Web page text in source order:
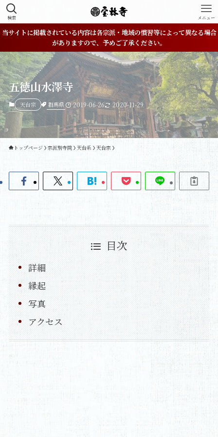
検索 メニュー
当サイトに掲載されている内容は各宗派・地域の慣習等によって異なる場合
がありますので、予めご了承ください。
五徳山水澤寺
天台宗 群馬県 2019-06-26 2020-11-29
トップページ 宗派別寺院 天台系 天台宗
目次
詳細
縁起
写真
アクセス